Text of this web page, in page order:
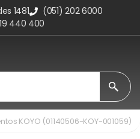
1481
(051) 202 6000
440 400
KOYO (01140506-KOY-001059)